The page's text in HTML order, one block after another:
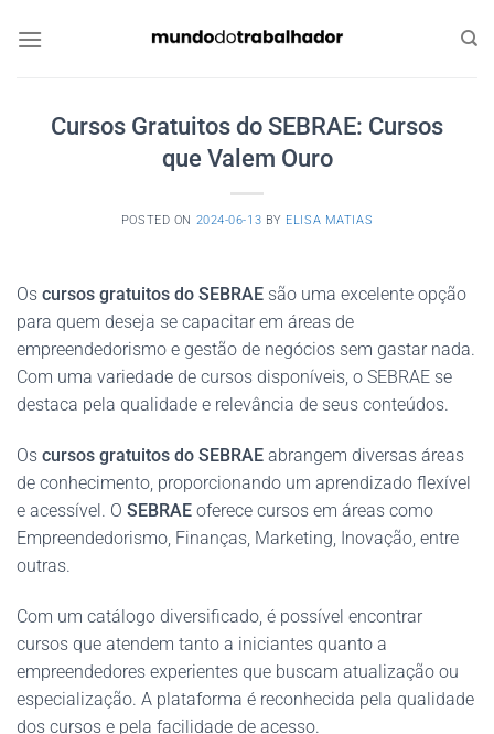
Cursos Gratuitos do SEBRAE: Cursos
que Valem Ouro
POSTED ON 2024-06-13 BY ELISA MATIAS
Os cursos gratuitos do SEBRAE são uma excelente opção
para quem deseja se capacitar em áreas de
empreendedorismo e gestão de negócios sem gastar nada.
Com uma variedade de cursos disponíveis, o SEBRAE se
destaca pela qualidade e relevância de seus conteúdos.
Os cursos gratuitos do SEBRAE abrangem diversas áreas
de conhecimento, proporcionando um aprendizado flexível
e acessível. O SEBRAE oferece cursos em áreas como
Empreendedorismo, Finanças, Marketing, Inovação, entre
outras.
Com um catálogo diversificado, é possível encontrar
cursos que atendem tanto a iniciantes quanto a
empreendedores experientes que buscam atualização ou
especialização. A plataforma é reconhecida pela qualidade
dos cursos e pela facilidade de acesso.